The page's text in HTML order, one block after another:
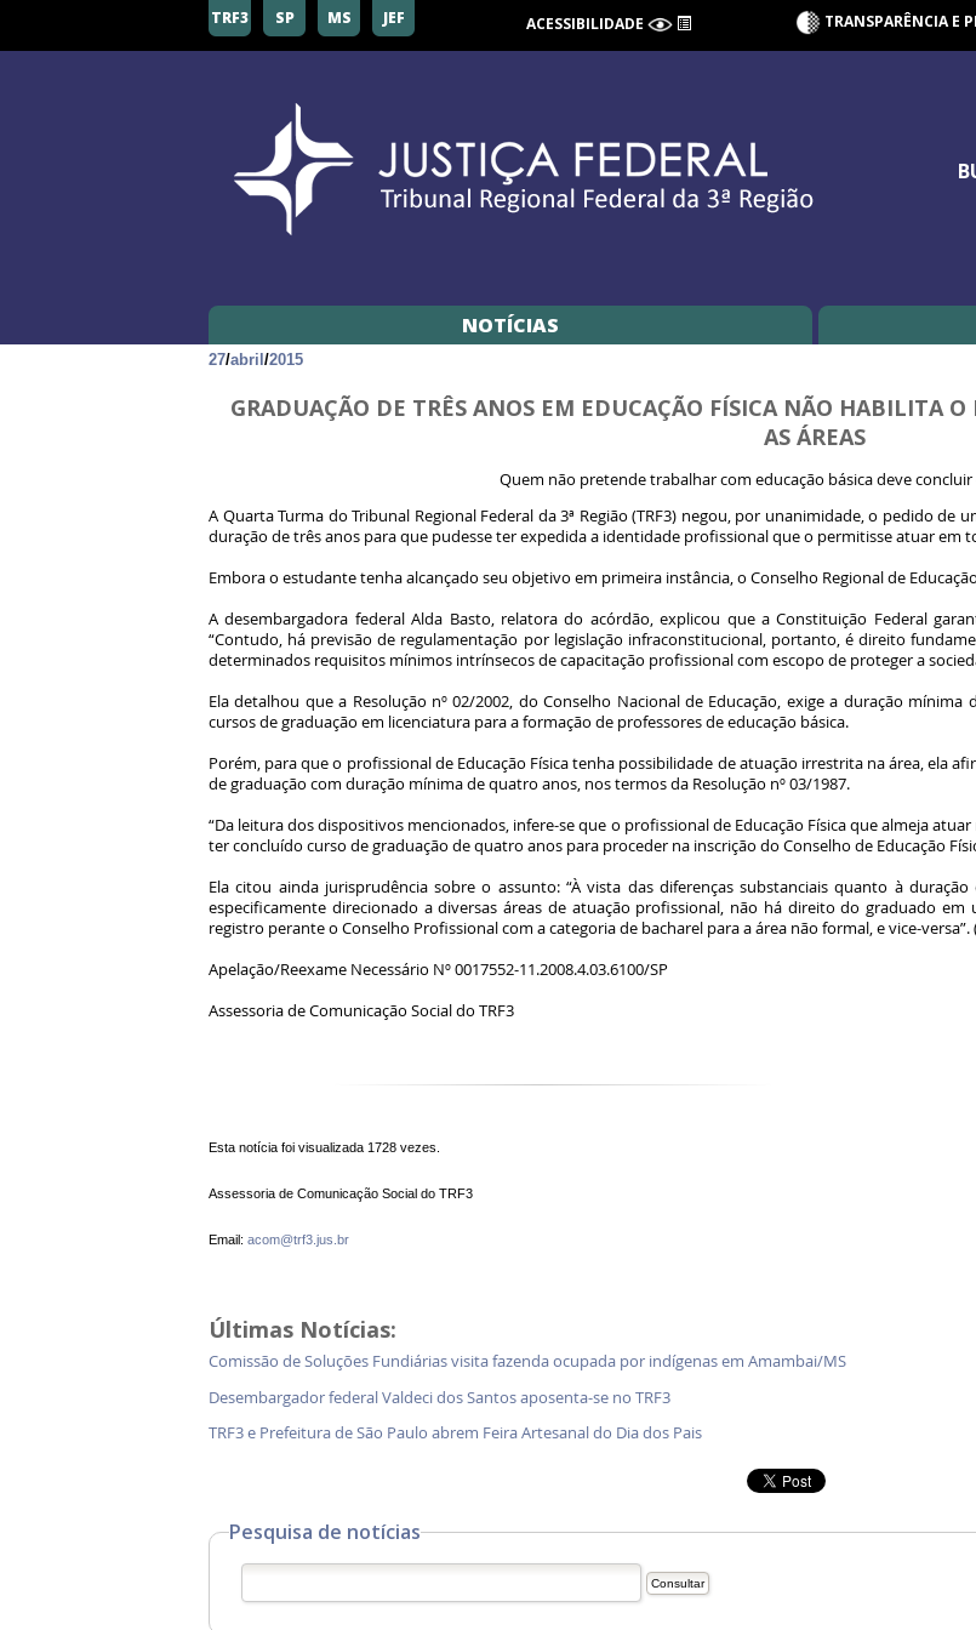
TRF3 SP MS JEF ACESSIBILIDADE TRANSPARÊNCIA E
NOTÍCIAS
27/abril /2015
GRADUAÇÃO DE TRÊS ANOS EM EDUCAÇÃO FÍSICA NÃO HABILITA
AS ÁREAS
Quem não pretende trabalhar com educação básica deve
A Quarta Turma do Tribunal Regional Federal da 3ª Região (TRF3) negou, por unanimidade, o pedido de
duração de três anos para que pudesse ter expedida a identidade profissional que o permitisse atuar em
Embora o estudante tenha alcançado seu objetivo em primeira instância, o Conselho Regional de
A desembargadora federal Alda Basto, relatora do acórdão, explicou que a Constituição Federal
“Contudo, há previsão de regulamentação por legislação infraconstitucional, portanto, é direito
determinados requisitos mínimos intrínsecos de capacitação profissional com escopo de proteger a
Ela detalhou que a Resolução nº 02/2002, do Conselho Nacional de Educação, exige a duração
cursos de graduação em licenciatura para a formação de professores de educação básica.
Porém, para que o profissional de Educação Física tenha possibilidade de atuação irrestrita na área, ela
de graduação com duração mínima de quatro anos, nos termos da Resolução nº 03/1987.
“Da leitura dos dispositivos mencionados, infere-se que o profissional de Educação Física que almeja
ter concluído curso de graduação de quatro anos para proceder na inscrição do Conselho de Educação
Ela citou ainda jurisprudência sobre o assunto: “À vista das diferenças substanciais quanto à
especificamente direcionado a diversas áreas de atuação profissional, não há direito do graduado
registro perante o Conselho Profissional com a categoria de bacharel para a área não formal, e vice-versa”.
Apelação/Reexame Necessário Nº 0017552-11.2008.4.03.6100/SP
Assessoria de Comunicação Social do TRF3
Esta notícia foi visualizada 1728 vezes.
Assessoria de Comunicação Social do TRF3
Email: acom@trf3.jus.br
Últimas Notícias:
Comissão de Soluções Fundiárias visita fazenda ocupada por indígenas em Amambai/MS
Desembargador federal Valdeci dos Santos aposenta-se no TRF3
TRF3 e Prefeitura de São Paulo abrem Feira Artesanal do Dia dos Pais
Pesquisa de notícias